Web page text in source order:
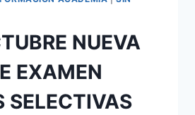
NUEVA
EXAMEN
SELECTIVAS